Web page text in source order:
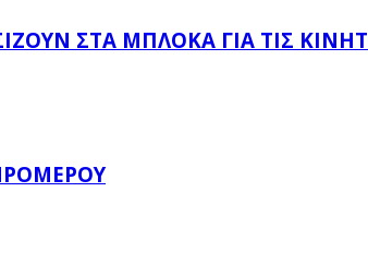
ΣΤΑ ΜΠΛΌΚΑ ΓΙΑ ΤΙΣ